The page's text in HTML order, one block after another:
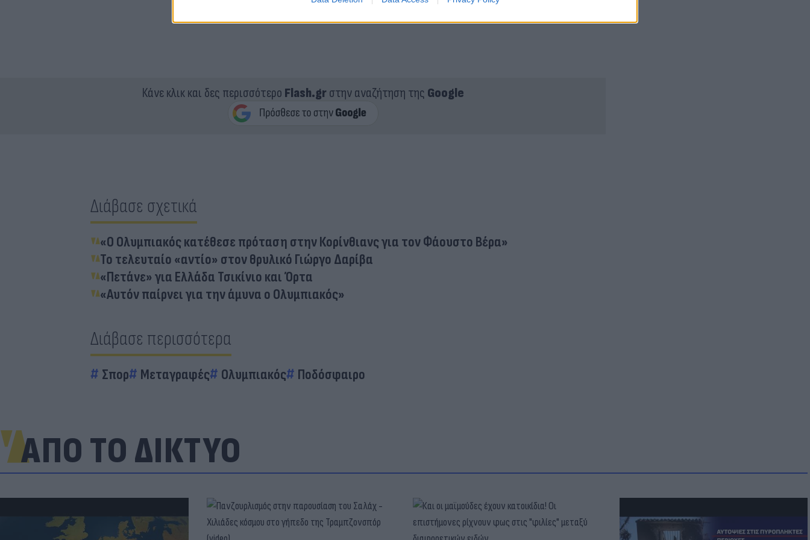
Κάνε κλικ και δες περισσότερο Flash.grστην αναζήτηση της Google
Διάβασε σχετικά
«Ο Ολυμπιακός κατέθεσε πρόταση στην Κορίνθιανς για τον Φάουστο Βέρα»
Το τελευταίο «αντίο» στον θρυλικό Γιώργο Δαρίβα
«Πετάνε» για Ελλάδα Τσικίνιο και Όρτα
«Aυτόν παίρνει για την άμυνα ο Ολυμπιακός»
Διάβασε περισσότερα
Σπορ Μεταγραφές Ολυμπιακός Ποδόσφαιρο
ΑΠΟ ΤΟ ΔΙΚΤΥΟ